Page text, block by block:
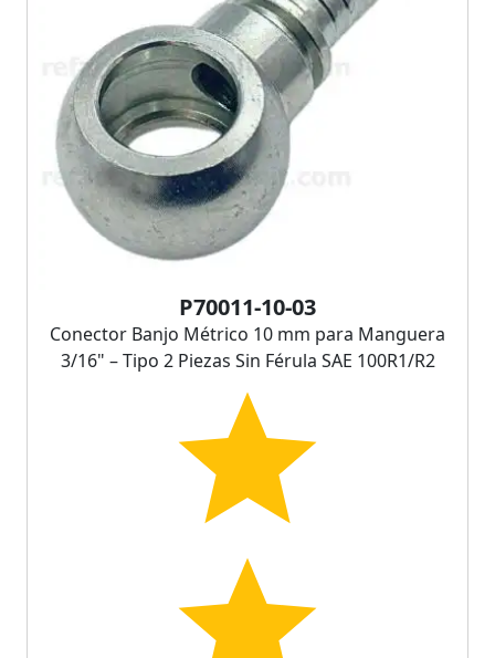
P70011-10-03
Conector Banjo Métrico 10 mm para Manguera
3/16" – Tipo 2 Piezas Sin Férula SAE 100R1/R2